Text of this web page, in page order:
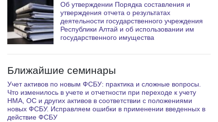
Об утверждении Порядка составления и
утверждения отчета о результатах
деятельности государственного учреждения
Республики Алтай и об использовании им
государственного имущества
Ближайшие семинары
Учет активов по новым ФСБУ: практика и сложные вопросы.
Что изменилось в учете и отчетности при переходе к учету
НМА, ОС и других активов в соответствии с положениями
новых ФСБУ. Исправляем ошибки в применении введенных в
действие ФСБУ